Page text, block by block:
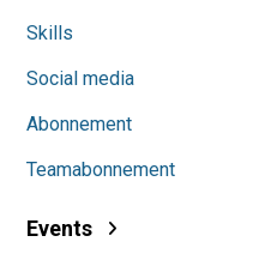
Skills
Social media
Abonnement
Teamabonnement
Events